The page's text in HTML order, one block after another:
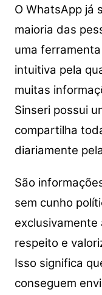
at
s
A
p
p
c
e
b
o
o
k
O WhatsApp já
maioria das
uma
intuitiva pela
muitas
Sinseri possui
compartilha
diariamente
São
sem cunho
respeito e
Isso significa
conseguem